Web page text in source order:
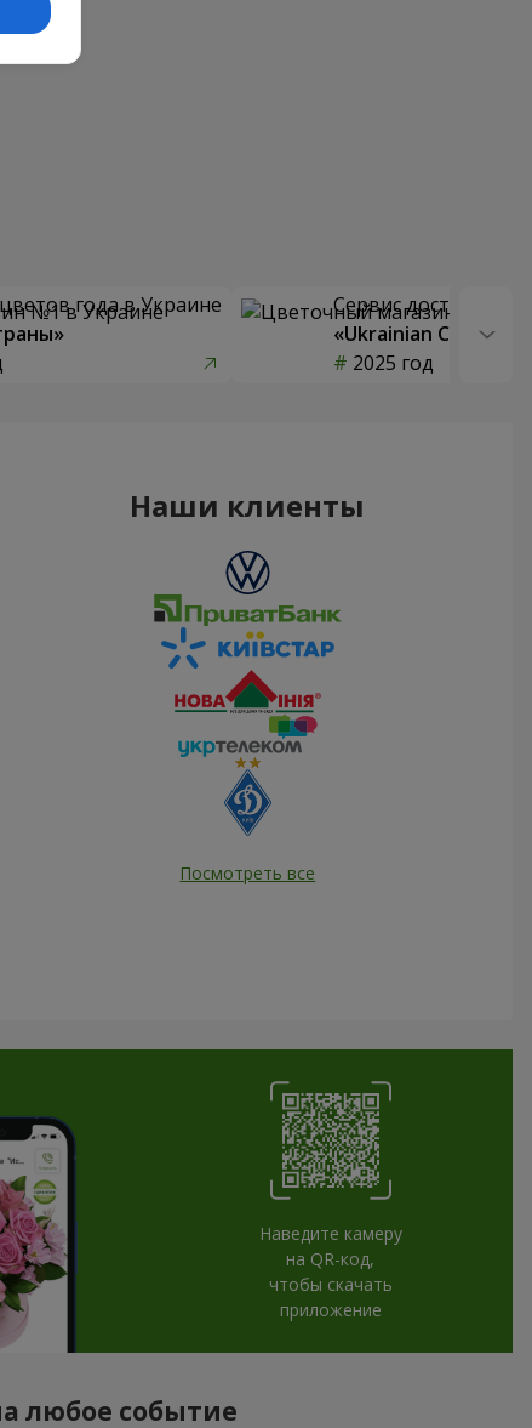
года в Украине
Сервис доставки
«Ukrainian Choice»
2025 год
Наши клиенты
Посмотреть все
Наведите камеру
на QR-код,
чтобы скачать
приложение
любое событие